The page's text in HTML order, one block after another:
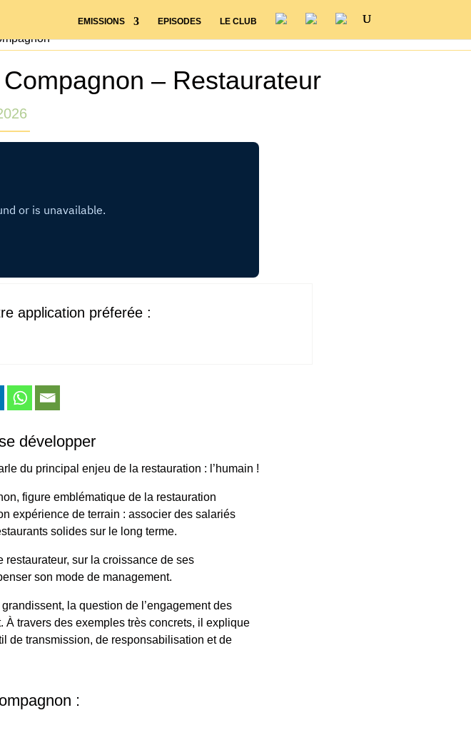
EMISSIONS EPISODES LE CLUB
– Restaurateur
application préferée :
développer
du principal enjeu de la restauration : l’humain !
figure emblématique de la restauration
expérience de terrain : associer des salariés
solides sur le long terme.
restaurateur, sur la croissance de ses
son mode de management.
la question de l’engagement des
travers des exemples très concrets, il explique
de transmission, de responsabilisation et de
: